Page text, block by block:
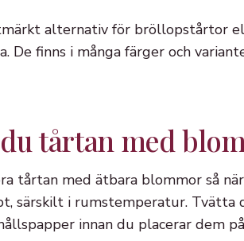
alternativ för bröllopstårtor
De finns i många färger och
tårtan med
tårtan med ätbara blommor så
särskilt i rumstemperatur.
innan du placerar dem